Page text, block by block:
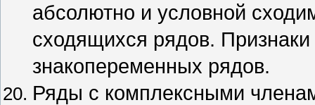
абсолютно и условной
сходящихся рядов.
знакопеременных рядов.
Ряды с комплексными